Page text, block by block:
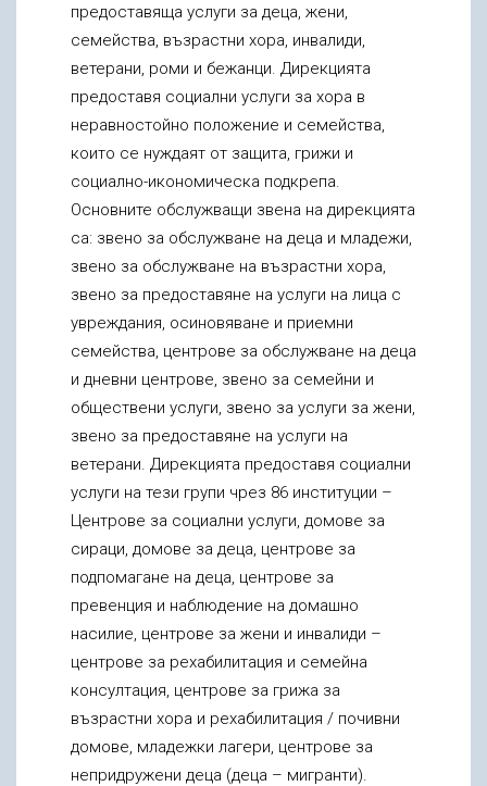
предоставяща услуги за деца, жени,
семейства, възрастни хора, инвалиди,
ветерани, роми и бежанци. Дирекцията
предоставя социални услуги за хора в
неравностойно положение и семейства,
които се нуждаят от защита, грижи и
социално-икономическа подкрепа.
Основните обслужващи звена на дирекцията
са: звено за обслужване на деца и младежи,
звено за обслужване на възрастни хора,
звено за предоставяне на услуги на лица с
увреждания, осиновяване и приемни
семейства, центрове за обслужване на деца
и дневни центрове, звено за семейни и
обществени услуги, звено за услуги за жени,
звено за предоставяне на услуги на
ветерани. Дирекцията предоставя социални
услуги на тези групи чрез 86 институции –
Центрове за социални услуги, домове за
сираци, домове за деца, центрове за
подпомагане на деца, центрове за
превенция и наблюдение на домашно
насилие, центрове за жени и инвалиди –
центрове за рехабилитация и семейна
консултация, центрове за грижа за
възрастни хора и рехабилитация / почивни
домове, младежки лагери, центрове за
непридружени деца (деца – мигранти).